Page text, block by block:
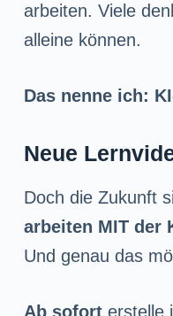
arbeiten. Viele
alleine können.
Das nenne ich:
Neue
Doch die Zukunft
arbeiten MIT der
Und genau das
Ab soforterstelle